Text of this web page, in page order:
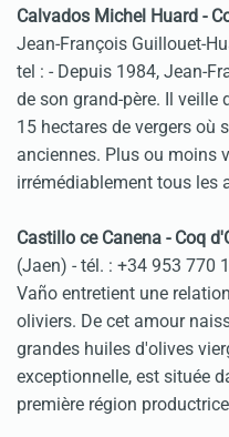
Calvados Michel Huard -
Jean-François Guillouet-
tel : - Depuis 1984, Jean-
de son grand-père. Il
15 hectares de vergers où
anciennes. Plus ou moins
irrémédiablement tous les
Castillo ce Canena - Coq
(Jaen) - tél. : +34 953 770
Vaño entretient une
oliviers. De cet amour
grandes huiles d'olives
exceptionnelle, est située
première région